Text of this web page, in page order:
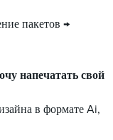
пакетов →
напечатать свой
в формате Ai,